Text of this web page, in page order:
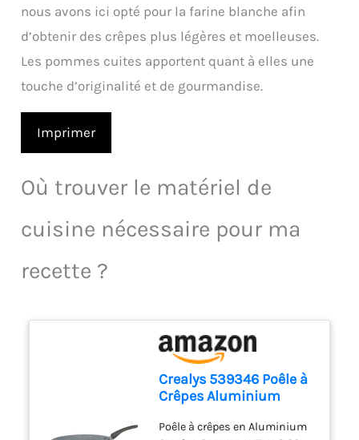
nous avons ici opté pour la farine blanche afin
d’obtenir des crêpes plus légères et moelleuses.
Les pommes cuites apportent quant à elles une
touche d’originalité et de gourmandise.
Imprimer
Où trouver le matériel de
cuisine nécessaire pour ma
recette ?
Crealys 539346 Poêle à
Crêpes Aluminium
Revêtement
Poêle à crêpes en Aluminium